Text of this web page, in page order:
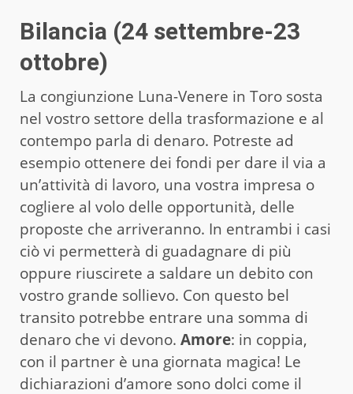
Bilancia (24 settembre-23
ottobre)
La congiunzione Luna-Venere in Toro sosta
nel vostro settore della trasformazione e al
contempo parla di denaro. Potreste ad
esempio ottenere dei fondi per dare il via a
un’attività di lavoro, una vostra impresa o
cogliere al volo delle opportunità, delle
proposte che arriveranno. In entrambi i casi
ciò vi permetterà di guadagnare di più
oppure riuscirete a saldare un debito con
vostro grande sollievo. Con questo bel
transito potrebbe entrare una somma di
denaro che vi devono. Amore: in coppia,
con il partner è una giornata magica! Le
dichiarazioni d’amore sono dolci come il